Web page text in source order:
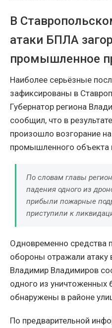
В
атаки БПЛА
промышленное
Наиболее серьёзные
зафиксированы в
Губернатор региона
сообщил, что в
произошло возгорание
промышленного объекта
По словам главы
падения одного из
прибыли пожарные
приступили к
Одновременно средства
обороны отражали атаку
Владимир Владимиров
одного из уничтоженных
обнаружены в районе
По предварительной